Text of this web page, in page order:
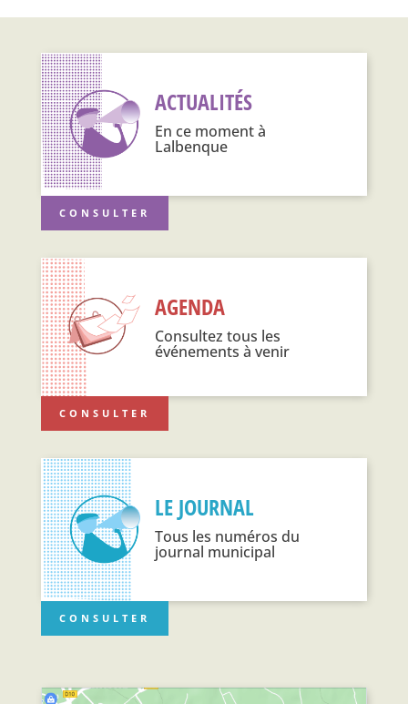
ACTUALITÉS
En ce moment à
Lalbenque
CONSULTER
AGENDA
Consultez tous les
événements à venir
CONSULTER
LE JOURNAL
Tous les numéros du
journal municipal
CONSULTER